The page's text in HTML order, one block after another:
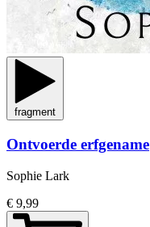
fragment
Ontvoerde erfgename
Sophie Lark
€ 9,99